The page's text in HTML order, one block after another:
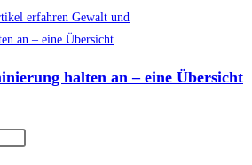
halten an – eine Übersicht